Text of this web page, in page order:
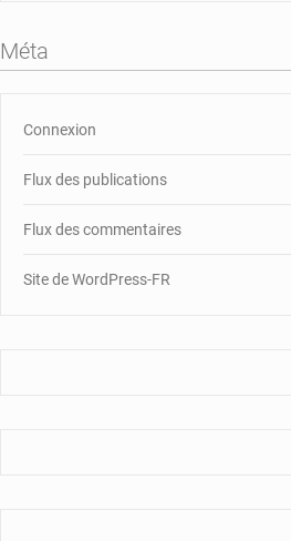
Méta
Connexion
Flux des publications
Flux des commentaires
Site de WordPress-FR